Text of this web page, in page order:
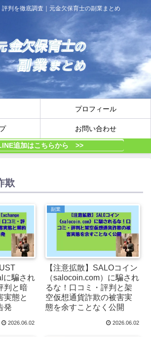
判を徹底調査｜元金欠保育士の副業まとめ
プロフィール
お問い合わせ
追加はこちらから >>
欺
に騙され
判と暗
実態と
発
2026.06.02
副業
【注意拡散】SALOコイン
（salocoin.com）に騙され
るな！口コミ・評判と架
空仮想通貨詐欺の被害実
態を余すことなく公開
2026.06.02